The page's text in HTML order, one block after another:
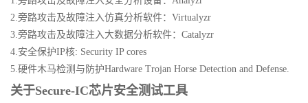
2.旁路攻击及故障注入仿真分析软件：Virtualyzr
3.旁路攻击及故障注入大数据分析软件：Catalyzr
4.安全保护IP核: Security IP cores
5.硬件木马检测与防护Hardware Trojan Horse Detection and Defense.
关于Secure-IC芯片安全测试工具